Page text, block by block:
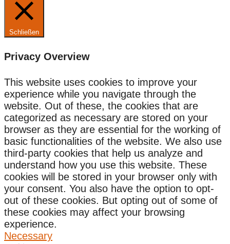
Schließen
Privacy Overview
This website uses cookies to improve your
experience while you navigate through the
website. Out of these, the cookies that are
categorized as necessary are stored on your
browser as they are essential for the working of
basic functionalities of the website. We also use
third-party cookies that help us analyze and
understand how you use this website. These
cookies will be stored in your browser only with
your consent. You also have the option to opt-
out of these cookies. But opting out of some of
these cookies may affect your browsing
experience.
Necessary